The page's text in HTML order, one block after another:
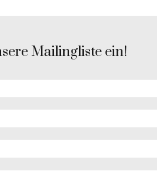
Mailingliste ein!